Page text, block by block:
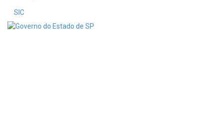
SIC